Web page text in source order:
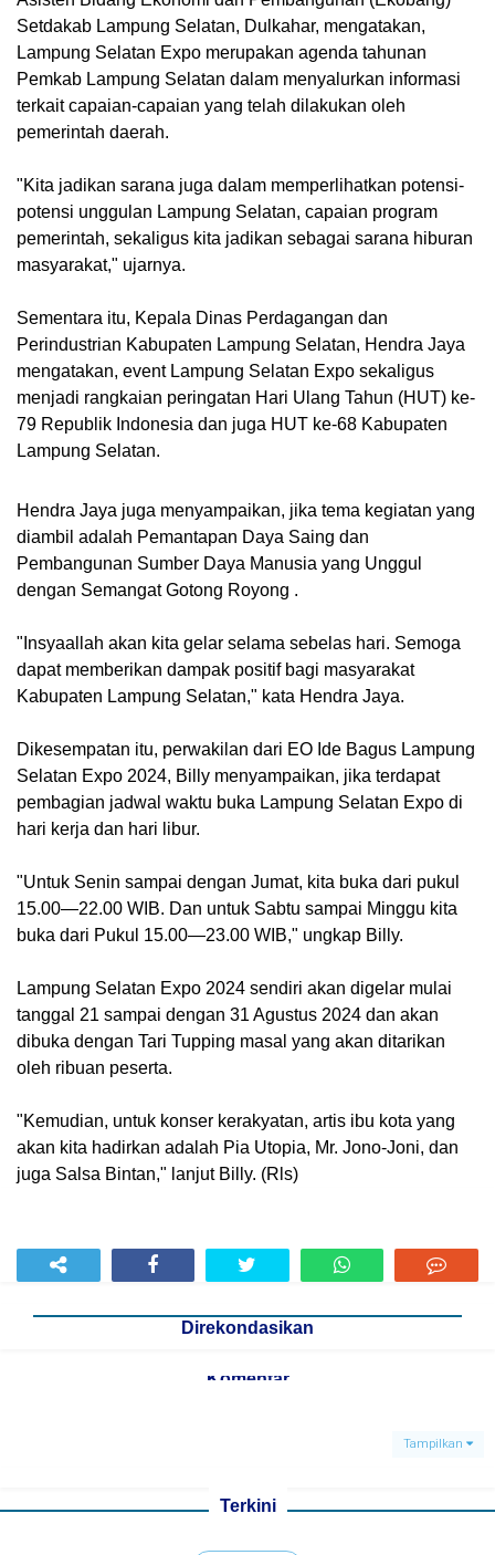
Setdakab Lampung Selatan, Dulkahar, mengatakan,
Lampung Selatan Expo merupakan agenda tahunan
Pemkab Lampung Selatan dalam menyalurkan informasi
terkait capaian-capaian yang telah dilakukan oleh
pemerintah daerah.
"Kita jadikan sarana juga dalam memperlihatkan potensi-
potensi unggulan Lampung Selatan, capaian program
pemerintah, sekaligus kita jadikan sebagai sarana hiburan
masyarakat," ujarnya.
Sementara itu, Kepala Dinas Perdagangan dan
Perindustrian Kabupaten Lampung Selatan, Hendra Jaya
mengatakan, event Lampung Selatan Expo sekaligus
menjadi rangkaian peringatan Hari Ulang Tahun (HUT) ke-
79 Republik Indonesia dan juga HUT ke-68 Kabupaten
Lampung Selatan.
Hendra Jaya juga menyampaikan, jika tema kegiatan yang
diambil adalah Pemantapan Daya Saing dan
Pembangunan Sumber Daya Manusia yang Unggul
dengan Semangat Gotong Royong .
"Insyaallah akan kita gelar selama sebelas hari. Semoga
dapat memberikan dampak positif bagi masyarakat
Kabupaten Lampung Selatan," kata Hendra Jaya.
Dikesempatan itu, perwakilan dari EO Ide Bagus Lampung
Selatan Expo 2024, Billy menyampaikan, jika terdapat
pembagian jadwal waktu buka Lampung Selatan Expo di
hari kerja dan hari libur.
"Untuk Senin sampai dengan Jumat, kita buka dari pukul
15.00—22.00 WIB. Dan untuk Sabtu sampai Minggu kita
buka dari Pukul 15.00—23.00 WIB," ungkap Billy.
Lampung Selatan Expo 2024 sendiri akan digelar mulai
tanggal 21 sampai dengan 31 Agustus 2024 dan akan
dibuka dengan Tari Tupping masal yang akan ditarikan
oleh ribuan peserta.
"Kemudian, untuk konser kerakyatan, artis ibu kota yang
akan kita hadirkan adalah Pia Utopia, Mr. Jono-Joni, dan
juga Salsa Bintan," lanjut Billy. (Rls)
Direkondasikan
Komentar
Tampilkan
Terkini